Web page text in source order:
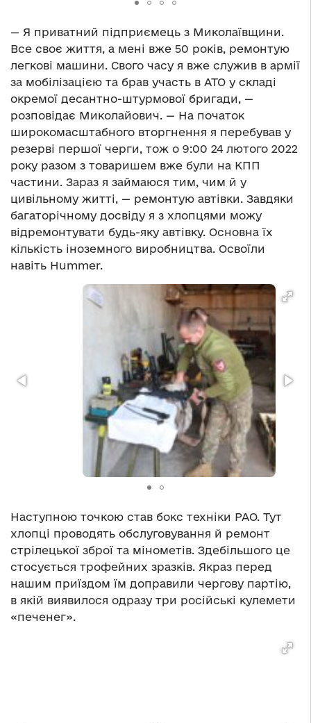
— Я приватний підприємець з Миколаївщини.
Все своє життя, а мені вже 50 років, ремонтую
легкові машини. Свого часу я вже служив в армії
за мобілізацією та брав участь в АТО у складі
окремої десантно-штурмової бригади, —
розповідає Миколайович. — На початок
широкомасштабного вторгнення я перебував у
резерві першої черги, тож о 9:00 24 лютого 2022
року разом з товаришем вже були на КПП
частини. Зараз я займаюся тим, чим й у
цивільному житті, — ремонтую автівки. Завдяки
багаторічному досвіду я з хлопцями можу
відремонтувати будь-яку автівку. Основна їх
кількість іноземного виробництва. Освоїли
навіть Hummer.
Наступною точкою став бокс техніки РАО. Тут
хлопці проводять обслуговування й ремонт
стрілецької зброї та мінометів. Здебільшого це
стосується трофейних зразків. Якраз перед
нашим приїздом їм доправили чергову партію,
в якій виявилося одразу три російські кулемети
«печенег».